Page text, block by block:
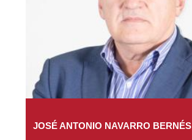
JOSÉ ANTONIO NAVARRO BERNÉS